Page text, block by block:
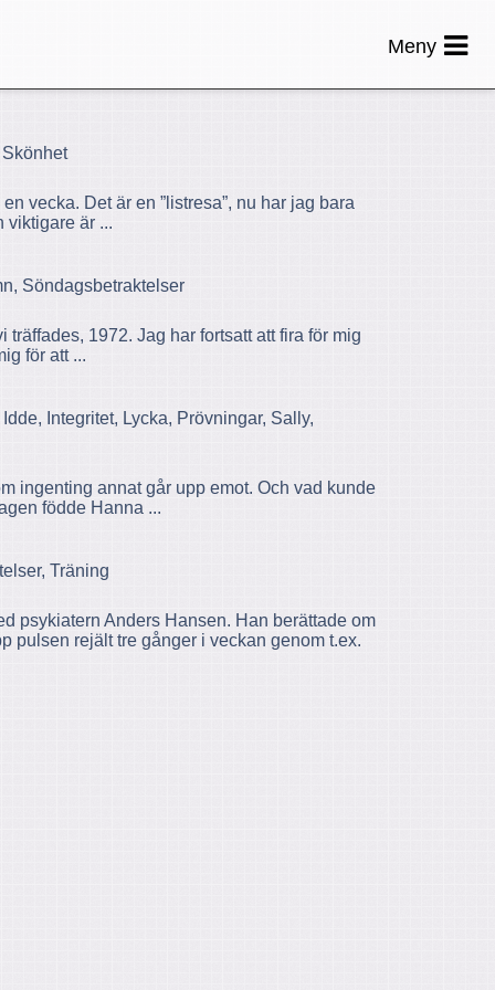
vecka. Det är en ”listresa”, nu har jag bara
viktigare är ...
Söndagsbetraktelser
1972. Jag har fortsatt att fira för mig
för att ...
Integritet, Lycka, Prövningar, Sally,
ingenting annat går upp emot. Och vad kunde
födde Hanna ...
Träning
psykiatern Anders Hansen. Han berättade om
pulsen rejält tre gånger i veckan genom t.ex.
Meny